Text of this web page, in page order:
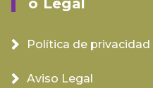
O Legal
Política de privacidad
Aviso Legal